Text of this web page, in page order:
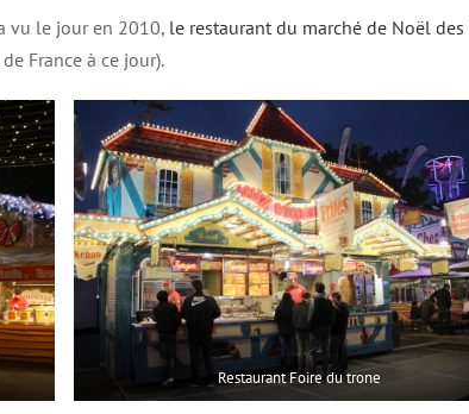
vu le jour en 2010, le restaurant du marché de Noël des
France à ce jour).
Restaurant Foire du trone